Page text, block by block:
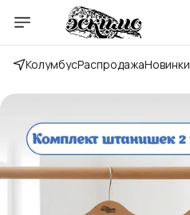
КолумбусРаспродажаНовинки